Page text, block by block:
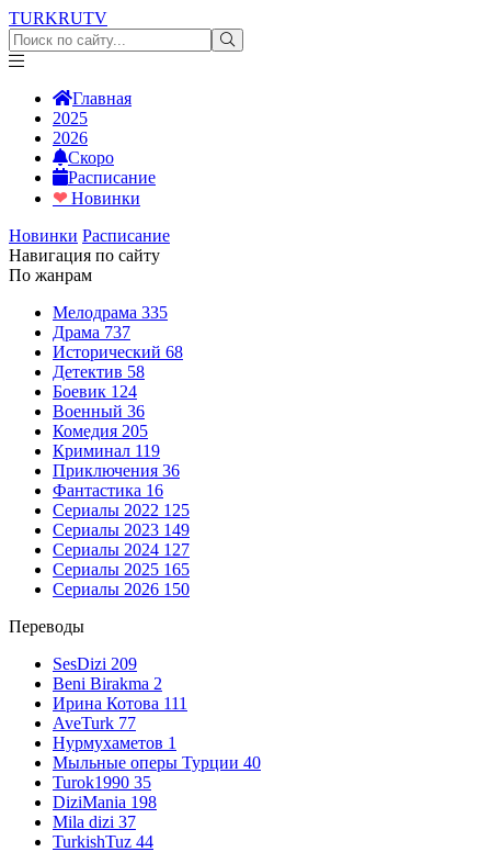
TURKRUTV
Главная
2025
2026
Скоро
Расписание
❤Новинки
Новинки Расписание
Навигация по сайту
По жанрам
Мелодрама 335
Драма 737
Исторический 68
Детектив 58
Боевик 124
Военный 36
Комедия 205
Криминал 119
Приключения 36
Фантастика 16
Сериалы 2022 125
Сериалы 2023 149
Сериалы 2024 127
Сериалы 2025 165
Сериалы 2026 150
Переводы
SesDizi 209
Beni Birakma 2
Ирина Котова 111
AveTurk 77
Нурмухаметов 1
Мыльные оперы Турции 40
Turok1990 35
DiziMania 198
Mila dizi 37
TurkishTuz 44